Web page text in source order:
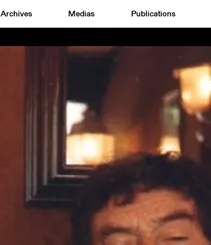
Archives Medias Publications